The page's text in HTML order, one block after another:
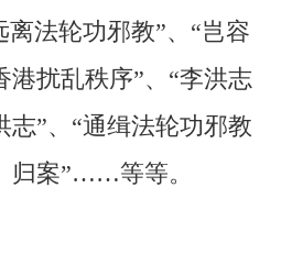
离法轮功邪教”、“岂容
港扰乱秩序”、“李洪志
志”、“通缉法轮功邪教
归案”……等等。